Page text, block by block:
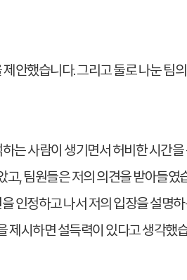
안했습니다. 그리고 둘로 나눈 팀
는 사람이 생기면서 허비한 시간
, 팀원들은 저의 의견을 받아들였
인정하고 나서 저의 입장을 설명
제시하면 설득력이 있다고 생각했